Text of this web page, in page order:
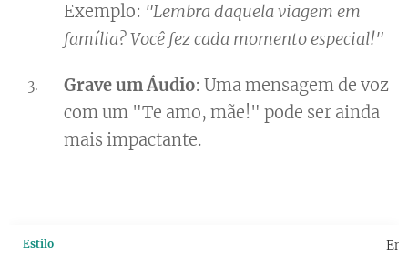
Exemplo: "Lembra daquela viagem em
família? Você fez cada momento especial!"
Grave um Áudio: Uma mensagem de voz
com um "Te amo, mãe!" pode ser ainda
mais impactante.